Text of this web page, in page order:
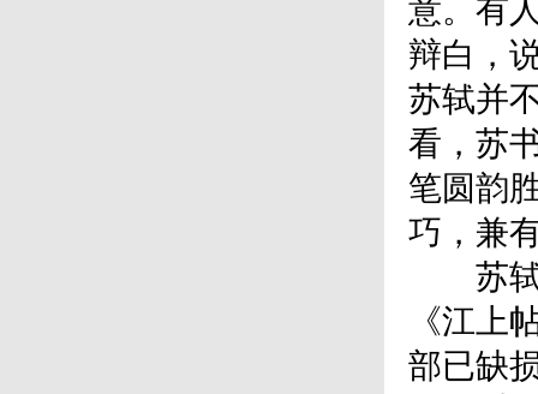
意。有
辩白，
苏轼并
看，苏
笔圆韵
巧，兼
苏轼
《江上
部已缺